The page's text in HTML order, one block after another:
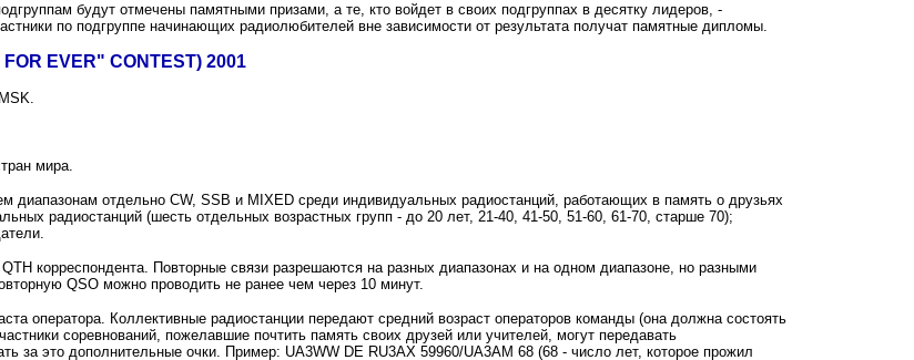
будут отмечены памятными призами, а те, кто войдет в своих подгруппах в десятку лидеров, -
по подгруппе начинающих радиолюбителей вне зависимости от результата получат памятные дипломы.
EVER" CONTEST) 2001
мира.
диапазонам отдельно CW, SSB и MIXED среди индивидуальных радиостанций, работающих в память о друзьях
радиостанций (шесть отдельных возрастных групп - до 20 лет, 21-40, 41-50, 51-60, 61-70, старше 70);
корреспондента. Повторные связи разрешаются на разных диапазонах и на одном диапазоне, но разными
QSO можно проводить не ранее чем через 10 минут.
оператора. Коллективные радиостанции передают средний возраст операторов команды (она должна состоять
соревнований, пожелавшие почтить память своих друзей или учителей, могут передавать
за это дополнительные очки. Пример: UA3WW DE RU3AX 59960/UA3AM 68 (68 - число лет, которое прожил